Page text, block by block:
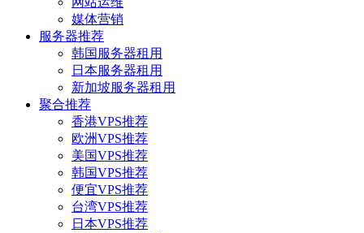
媒体营销
服务器推荐
韩国服务器租用
日本服务器租用
新加坡服务器租用
聚合推荐
香港VPS推荐
欧洲VPS推荐
美国VPS推荐
韩国VPS推荐
便宜VPS推荐
台湾VPS推荐
日本VPS推荐